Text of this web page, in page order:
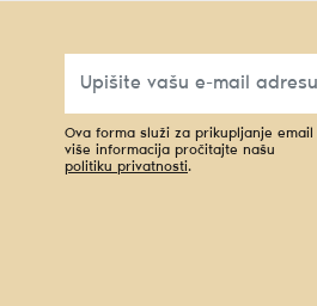
Ova forma služi za prikupljanje
više informacija pročitajte našu
politiku privatnosti.